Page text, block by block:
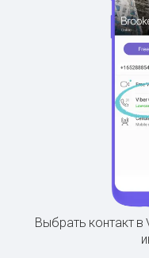
Выбрать контакт в